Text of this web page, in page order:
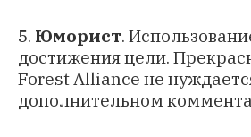
5. Юморист.
достижения цели.
Forest Alliance не
дополнительном